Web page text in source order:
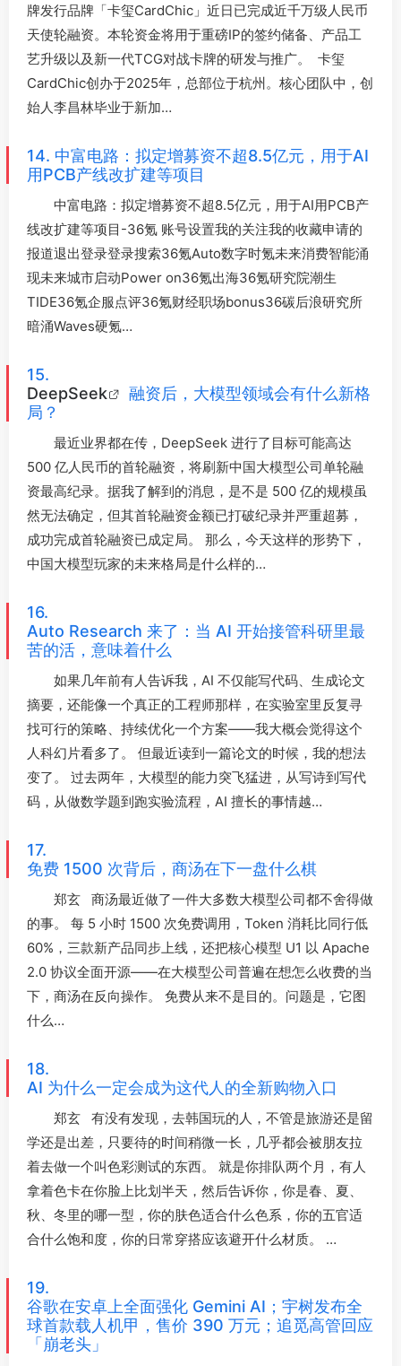
牌发行品牌「卡玺CardChic」近日已完成近千万级人民币
天使轮融资。本轮资金将用于重磅IP的签约储备、产品工
艺升级以及新一代TCG对战卡牌的研发与推广。 卡玺
CardChic创办于2025年，总部位于杭州。核心团队中，创
始人李昌林毕业于新加…
14. 中富电路：拟定增募资不超8.5亿元，用于AI
用PCB产线改扩建等项目
中富电路：拟定增募资不超8.5亿元，用于AI用PCB产
线改扩建等项目-36氪 账号设置我的关注我的收藏申请的
报道退出登录登录搜索36氪Auto数字时氪未来消费智能涌
现未来城市启动Power on36氪出海36氪研究院潮生
TIDE36氪企服点评36氪财经职场bonus36碳后浪研究所
暗涌Waves硬氪…
15.
DeepSeek
融资后，大模型领域会有什么新格
局？
最近业界都在传，DeepSeek 进行了目标可能高达
500 亿人民币的首轮融资，将刷新中国大模型公司单轮融
资最高纪录。据我了解到的消息，是不是 500 亿的规模虽
然无法确定，但其首轮融资金额已打破纪录并严重超募，
成功完成首轮融资已成定局。 那么，今天这样的形势下，
中国大模型玩家的未来格局是什么样的…
16.
Auto Research 来了：当 AI 开始接管科研里最
苦的活，意味着什么
如果几年前有人告诉我，AI 不仅能写代码、生成论文
摘要，还能像一个真正的工程师那样，在实验室里反复寻
找可行的策略、持续优化一个方案——我大概会觉得这个
人科幻片看多了。 但最近读到一篇论文的时候，我的想法
变了。 过去两年，大模型的能力突飞猛进，从写诗到写代
码，从做数学题到跑实验流程，AI 擅长的事情越…
17.
免费 1500 次背后，商汤在下一盘什么棋
郑玄 商汤最近做了一件大多数大模型公司都不舍得做
的事。 每 5 小时 1500 次免费调用，Token 消耗比同行低
60%，三款新产品同步上线，还把核心模型 U1 以 Apache
2.0 协议全面开源——在大模型公司普遍在想怎么收费的当
下，商汤在反向操作。 免费从来不是目的。问题是，它图
什么…
18.
AI 为什么一定会成为这代人的全新购物入口
郑玄 有没有发现，去韩国玩的人，不管是旅游还是留
学还是出差，只要待的时间稍微一长，几乎都会被朋友拉
着去做一个叫色彩测试的东西。 就是你排队两个月，有人
拿着色卡在你脸上比划半天，然后告诉你，你是春、夏、
秋、冬里的哪一型，你的肤色适合什么色系，你的五官适
合什么饱和度，你的日常穿搭应该避开什么材质。 …
19.
谷歌在安卓上全面强化 Gemini AI；宇树发布全
球首款载人机甲，售价 390 万元；追觅高管回应
「崩老头」